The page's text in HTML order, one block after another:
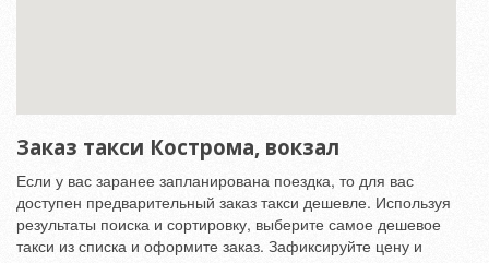
Заказ такси Кострома, вокзал
Если у вас заранее запланирована поездка, то для вас
доступен предварительный заказ такси дешевле. Используя
результаты поиска и сортировку, выберите самое дешевое
такси из списка и оформите заказ. Зафиксируйте цену и